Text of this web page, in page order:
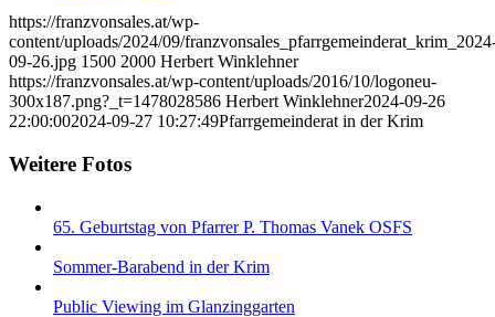
https://franzvonsales.at/wp-
content/uploads/2024/09/
09-26.jpg 1500 2000 Herbert Winklehner
https://franzvonsales.at/wp-content/uploads/2016/10/logoneu-
300x187.png?_t=1478028586 Herbert Winklehner2024-09-26
22:00:002024-09-27 10:27:49Pfarrgemeinderat in der Krim
Weitere Fotos
65. Geburtstag von Pfarrer P. Thomas Vanek OSFS
Sommer-Barabend in der Krim
Public Viewing im Glanzinggarten